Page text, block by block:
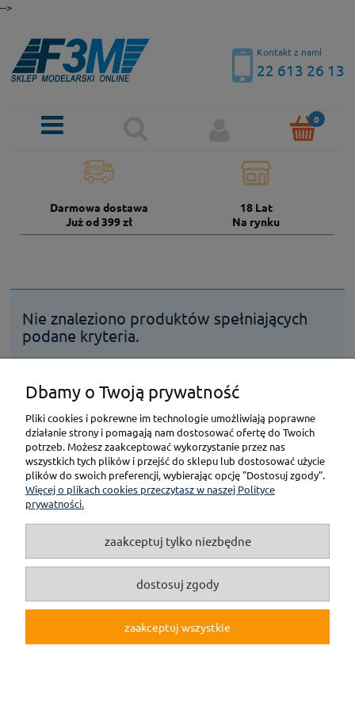
-->
Kontakt z nami
22 613 26 13
Darmowa dostawa
Już od 399 zł
18 Lat
Na rynku
Nie znaleziono produktów spełniających
podane kryteria.
KONTAKT
POMOC
PŁATNOŚCI I DOSTAWA
GWARANCJA I ZWROT
O NAS
pokaż pełną wersję strony
Dbamy o Twoją prywatność
Pliki cookies i pokrewne im technologie umożliwiają poprawne
działanie strony i pomagają nam dostosować ofertę do Twoich
potrzeb. Możesz zaakceptować wykorzystanie przez nas
wszystkich tych plików i przejść do sklepu lub dostosować użycie
plików do swoich preferencji, wybierając opcję "Dostosuj zgody".
Więcej o plikach cookies przeczytasz w naszej Polityce
prywatności.
zaakceptuj tylko niezbędne
dostosuj zgody
zaakceptuj wszystkie